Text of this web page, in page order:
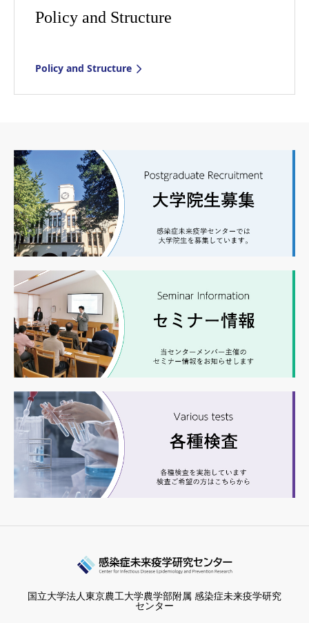
Policy and Structure
Policy and Structure
国立大学法人東京農工大学農学部附属 感染症未来疫学研究
センター